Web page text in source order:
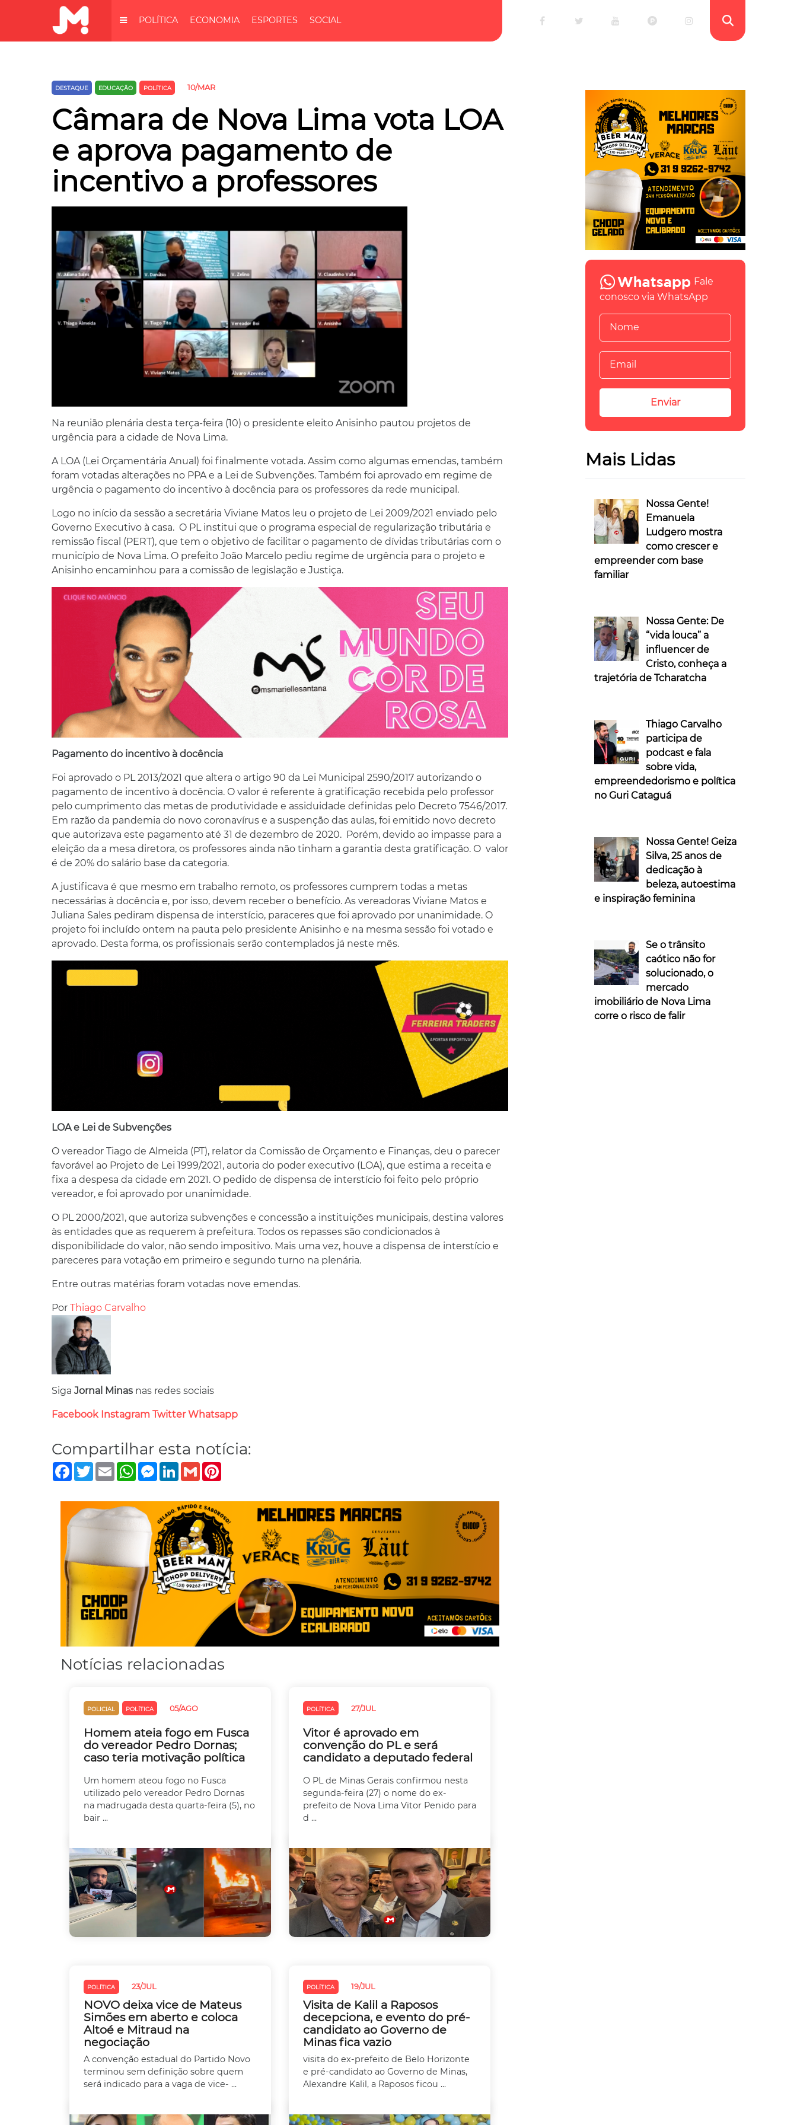
POLÍTICA ECONOMIA ESPORTES SOCIAL
DESTAQUE EDUCAÇÃO POLÍTICA 10/MAR
Câmara de Nova Lima vota LOA
e aprova pagamento de
incentivo a professores
Na reunião plenária desta terça-feira (10) o presidente eleito Anisinho pautou projetos de
urgência para a cidade de Nova Lima.
A LOA (Lei Orçamentária Anual) foi finalmente votada. Assim como algumas emendas, também
foram votadas alterações no PPA e a Lei de Subvenções. Também foi aprovado em regime de
urgência o pagamento do incentivo à docência para os professores da rede municipal.
Logo no início da sessão a secretária Viviane Matos leu o projeto de Lei 2009/2021 enviado pelo
Governo Executivo à casa. O PL institui que o programa especial de regularização tributária e
remissão fiscal (PERT), que tem o objetivo de facilitar o pagamento de dívidas tributárias com o
município de Nova Lima. O prefeito João Marcelo pediu regime de urgência para o projeto e
Anisinho encaminhou para a comissão de legislação e Justiça.
Pagamento do incentivo à docência
Foi aprovado o PL 2013/2021 que altera o artigo 90 da Lei Municipal 2590/2017 autorizando o
pagamento de incentivo à docência. O valor é referente à gratificação recebida pelo professor
pelo cumprimento das metas de produtividade e assiduidade definidas pelo Decreto 7546/2017.
Em razão da pandemia do novo coronavírus e a suspenção das aulas, foi emitido novo decreto
que autorizava este pagamento até 31 de dezembro de 2020. Porém, devido ao impasse para a
eleição da a mesa diretora, os professores ainda não tinham a garantia desta gratificação. O valor
é de 20% do salário base da categoria.
A justificava é que mesmo em trabalho remoto, os professores cumprem todas a metas
necessárias à docência e, por isso, devem receber o benefício. As vereadoras Viviane Matos e
Juliana Sales pediram dispensa de interstício, paraceres que foi aprovado por unanimidade. O
projeto foi incluído ontem na pauta pelo presidente Anisinho e na mesma sessão foi votado e
aprovado. Desta forma, os profissionais serão contemplados já neste mês.
LOA e Lei de Subvenções
O vereador Tiago de Almeida (PT), relator da Comissão de Orçamento e Finanças, deu o parecer
favorável ao Projeto de Lei 1999/2021, autoria do poder executivo (LOA), que estima a receita e
fixa a despesa da cidade em 2021. O pedido de dispensa de interstício foi feito pelo próprio
vereador, e foi aprovado por unanimidade.
O PL 2000/2021, que autoriza subvenções e concessão a instituições municipais, destina valores
às entidades que as requerem à prefeitura. Todos os repasses são condicionados à
disponibilidade do valor, não sendo impositivo. Mais uma vez, houve a dispensa de interstício e
pareceres para votação em primeiro e segundo turno na plenária.
Entre outras matérias foram votadas nove emendas.
Por Thiago Carvalho
Siga Jornal Minas nas redes sociais
Facebook Instagram Twitter Whatsapp
Compartilhar esta notícia:
Facebook
TwitterEmailWhatsApp
Messenger
LinkedIn
Gmail
Notícias relacionadas
POLICIAL POLÍTICA 05/AGO
Homem ateia fogo em Fusca
do vereador Pedro Dornas;
caso teria motivação política
Um homem ateou fogo no Fusca
utilizado pelo vereador Pedro Dornas
na madrugada desta quarta-feira (5), no
bair ...
POLÍTICA 27/JUL
Vitor é aprovado em
convenção do PL e será
candidato a deputado federal
O PL de Minas Gerais confirmou nesta
segunda-feira (27) o nome do ex-
prefeito de Nova Lima Vitor Penido para
d ...
POLÍTICA 23/JUL
NOVO deixa vice de Mateus
Simões em aberto e coloca
Altoé e Mitraud na
negociação
A convenção estadual do Partido Novo
terminou sem definição sobre quem
será indicado para a vaga de vice- ...
POLÍTICA 19/JUL
Visita de Kalil a Raposos
decepciona, e evento do pré-
candidato ao Governo de
Minas fica vazio
visita do ex-prefeito de Belo Horizonte
e pré-candidato ao Governo de Minas,
Alexandre Kalil, a Raposos ficou ...
Fale
conosco via WhatsApp
Mais Lidas
Nossa Gente!
Emanuela
Ludgero mostra
como crescer e
empreender com base
familiar
Nossa Gente: De
“vida louca” a
influencer de
Cristo, conheça a
trajetória de Tcharatcha
Thiago Carvalho
participa de
podcast e fala
sobre vida,
empreendedorismo e política
no Guri Cataguá
Nossa Gente! Geiza
Silva, 25 anos de
dedicação à
beleza, autoestima
e inspiração feminina
Se o trânsito
caótico não for
solucionado, o
mercado
imobiliário de Nova Lima
corre o risco de falir